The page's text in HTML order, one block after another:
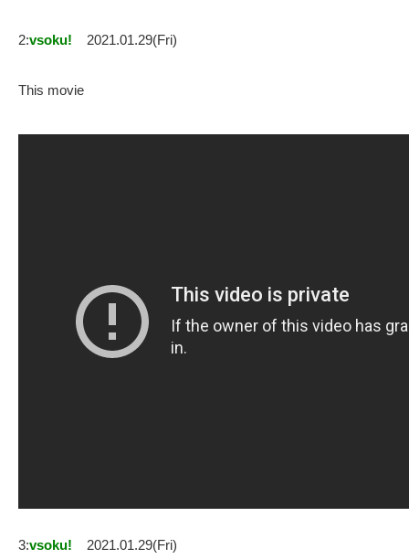
2:vsoku! 2021.01.29(Fri)
This movie
3:vsoku!
2021.01.29(Fri)